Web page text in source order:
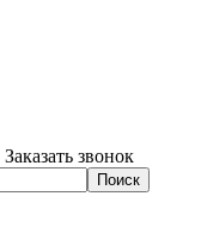
Заказать звонок